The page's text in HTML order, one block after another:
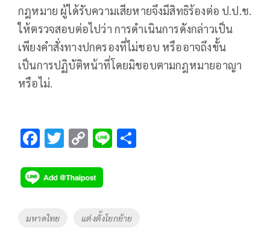
กฎหมาย ผู้ได้รับความเสียหายจึงมีสิทธิร้องต่อ ป.ป.ช.
ให้ตรวจสอบต่อไปว่า การดำเนินการดังกล่าวเป็น
เพียงคำสั่งทางปกครองที่ไม่ชอบ หรืออาจถึงขั้น
เป็นการปฏิบัติหน้าที่โดยมิชอบตามกฎหมายอาญา
หรือไม่.
F
e
b
o
T
tt
er
C
p
y
Li
Li
Tags
มหาดไทย แต่งตั้งโยกย้าย